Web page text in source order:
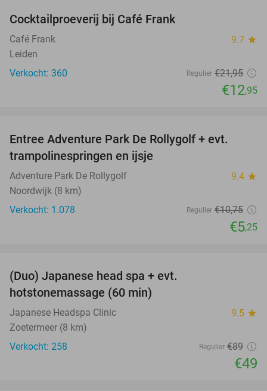
Cocktailproeverij bij Café Frank
Café Frank 9.7 star
Leiden
Verkocht: 360
Regulier €21,95
€12,95
Entree Adventure Park De Rollygolf + evt.
trampolinespringen en ijsje
Adventure Park De Rollygolf 9.4 star
Noordwijk (8 km)
Verkocht: 1.078
Regulier €10,75
€5,25
(Duo) Japanese head spa + evt.
hotstonemassage (60 min)
Japanese Headspa Clinic 9.5 star
Zoetermeer (8 km)
Verkocht: 258
Regulier €89
€49